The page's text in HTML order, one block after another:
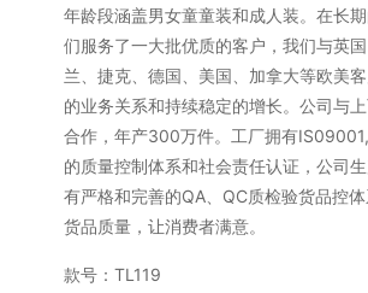
年龄段涵盖男女童童装和成人装。在长
们服务了一大批优质的客户，我们与英
兰、捷克、德国、美国、加拿大等欧美
的业务关系和持续稳定的增长。公司与
合作，年产300万件。工厂拥有
的质量控制体系和社会责任认证，公司生
有严格和完善的QA、QC质检验货品控
货品质量，让消费者满意。
款号：TL119